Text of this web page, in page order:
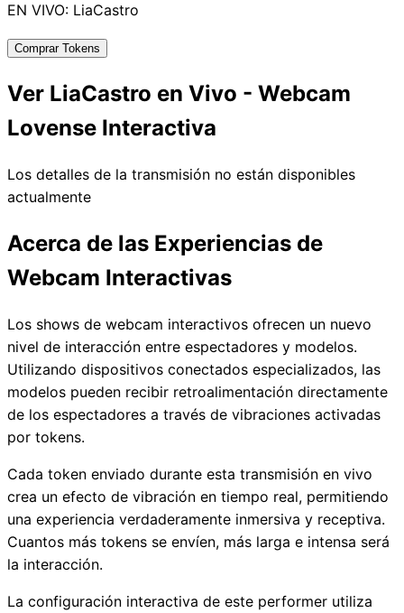
EN VIVO: LiaCastro
Comprar Tokens
Ver LiaCastro en Vivo - Webcam
Lovense Interactiva
Los detalles de la transmisión no están disponibles
actualmente
Acerca de las Experiencias de
Webcam Interactivas
Los shows de webcam interactivos ofrecen un nuevo
nivel de interacción entre espectadores y modelos.
Utilizando dispositivos conectados especializados, las
modelos pueden recibir retroalimentación directamente
de los espectadores a través de vibraciones activadas
por tokens.
Cada token enviado durante esta transmisión en vivo
crea un efecto de vibración en tiempo real, permitiendo
una experiencia verdaderamente inmersiva y receptiva.
Cuantos más tokens se envíen, más larga e intensa será
la interacción.
La configuración interactiva de este performer utiliza